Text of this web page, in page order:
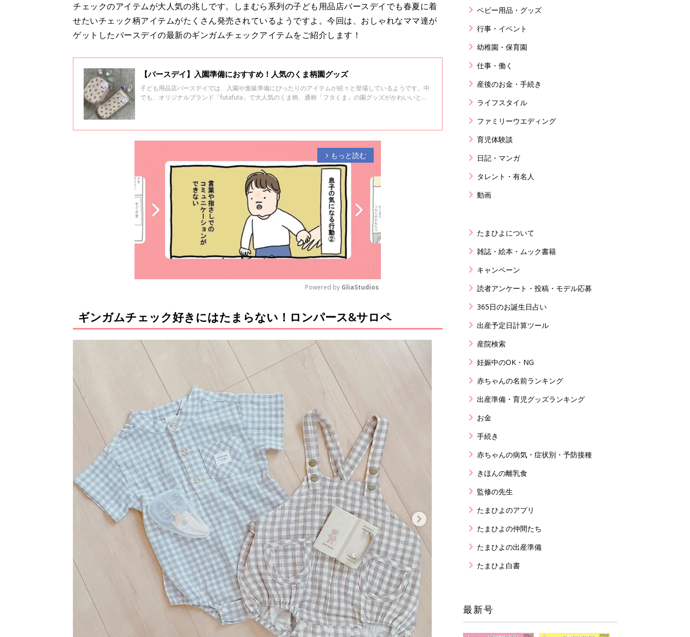
チェックのアイテムが大人気の兆しです。しまむら系列の子ども用品店バースデイでも春夏に着
せたいチェック柄アイテムがたくさん発売されているようですよ。今回は、おしゃれなママ達が
ゲットしたバースデイの最新のギンガムチェックアイテムをご紹介します！
【バースデイ】入園準備におすすめ！人気のくま柄園グッズ
子ども用品店バースデイでは、入園や進級準備にぴったりのアイテムが続々と登場しているようです。中
でも、オリジナルブランド「futafuta」で大人気のくま柄、通称「フタくま」の園グッズがかわいいと話
arrow_forward_ios もっと読む
M
u
Powered by GliaStudios
ギンガムチェック好きにはたまらない！ロンパース&サロペ
ベビー用品・グッズ
行事・イベント
幼稚園・保育園
仕事・働く
産後のお金・手続き
ライフスタイル
ファミリーウエディング
育児体験談
日記・マンガ
タレント・有名人
動画
たまひよについて
雑誌・絵本・ムック書籍
キャンペーン
読者アンケート・投稿・モデル応募
365日のお誕生日占い
出産予定日計算ツール
産院検索
妊娠中のOK・NG
赤ちゃんの名前ランキング
出産準備・育児グッズランキング
お金
手続き
赤ちゃんの病気・症状別・予防接種
きほんの離乳食
監修の先生
たまひよのアプリ
たまひよの仲間たち
たまひよの出産準備
たまひよ白書
最新号